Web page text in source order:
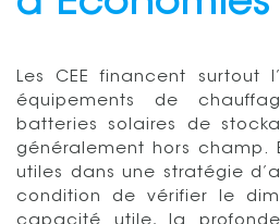
Les CEE financent surtout
équipements de
batteries solaires de
généralement hors champ.
utiles dans une stratégie
condition de vérifier le
capacité utile, la